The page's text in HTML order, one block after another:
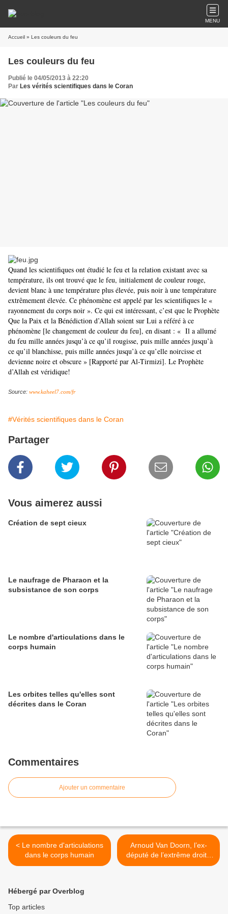
MENU
Accueil » Les couleurs du feu
Les couleurs du feu
Publié le 04/05/2013 à 22:20
Par Les vérités scientifiques dans le Coran
Quand les scientifiques ont étudié le feu et la relation existant avec sa
température, ils ont trouvé que le feu, initialement de couleur rouge,
devient blanc à une température plus élevée, puis noir à une température
extrêmement élevée. Ce phénomène est appelé par les scientifiques le «
rayonnement du corps noir ». Ce qui est intéressant, c’est que le Prophète
Que la Paix et la Bénédiction d’Allah soient sur Lui a référé à ce
phénomène [le changement de couleur du feu], en disant : « Il a allumé
du feu mille années jusqu’à ce qu’il rougisse, puis mille années jusqu’à
ce qu’il blanchisse, puis mille années jusqu’à ce qu’elle noircisse et
devienne noire et obscure » [Rapporté par Al-Tirmizi]. Le Prophète
d’Allah est véridique!
Source: www.kaheel7.com/fr
#Vérités scientifiques dans le Coran
Partager
Vous aimerez aussi
Création de sept cieux
Le naufrage de Pharaon et la
subsistance de son corps
Le nombre d'articulations dans le
corps humain
Les orbites telles qu'elles sont
décrites dans le Coran
Commentaires
Ajouter un commentaire
< Le nombre d'articulations
dans le corps humain
Arnoud Van Doorn, l’ex-
député de l’extrême droite
néerlandaise >
Hébergé par Overblog
Top articles